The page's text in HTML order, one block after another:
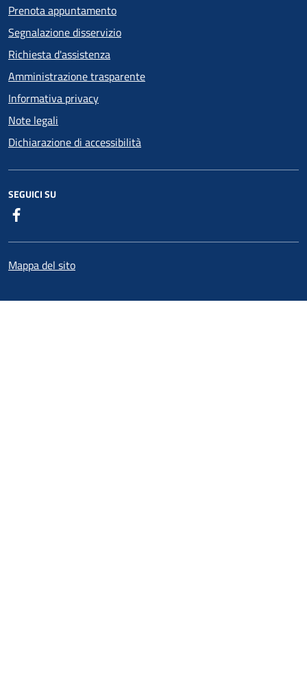
Prenota appuntamento
Segnalazione disservizio
Richiesta d'assistenza
Amministrazione trasparente
Informativa privacy
Note legali
Dichiarazione di accessibilità
SEGUICI SU
Mappa del sito